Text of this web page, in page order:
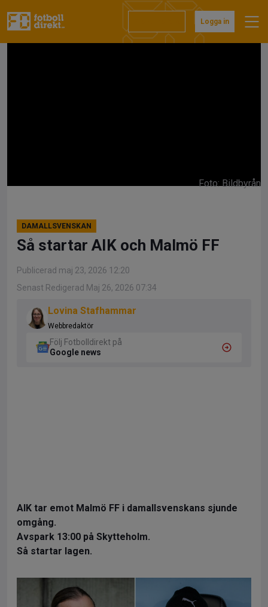
till
Logga in
Foto: Bildbyrån
DAMALLSVENSKAN
Så startar AIK och Malmö FF
Publicerad maj 23, 2026 12:20
Senast Redigerad Maj 26, 2026 07:34
Lovina Stafhammar
Webbredaktör
Följ Fotbolldirekt på
Google news
AIK tar emot Malmö FF i damallsvenskans sjunde
omgång.
Avspark 13:00 på Skytteholm.
Så startar lagen.